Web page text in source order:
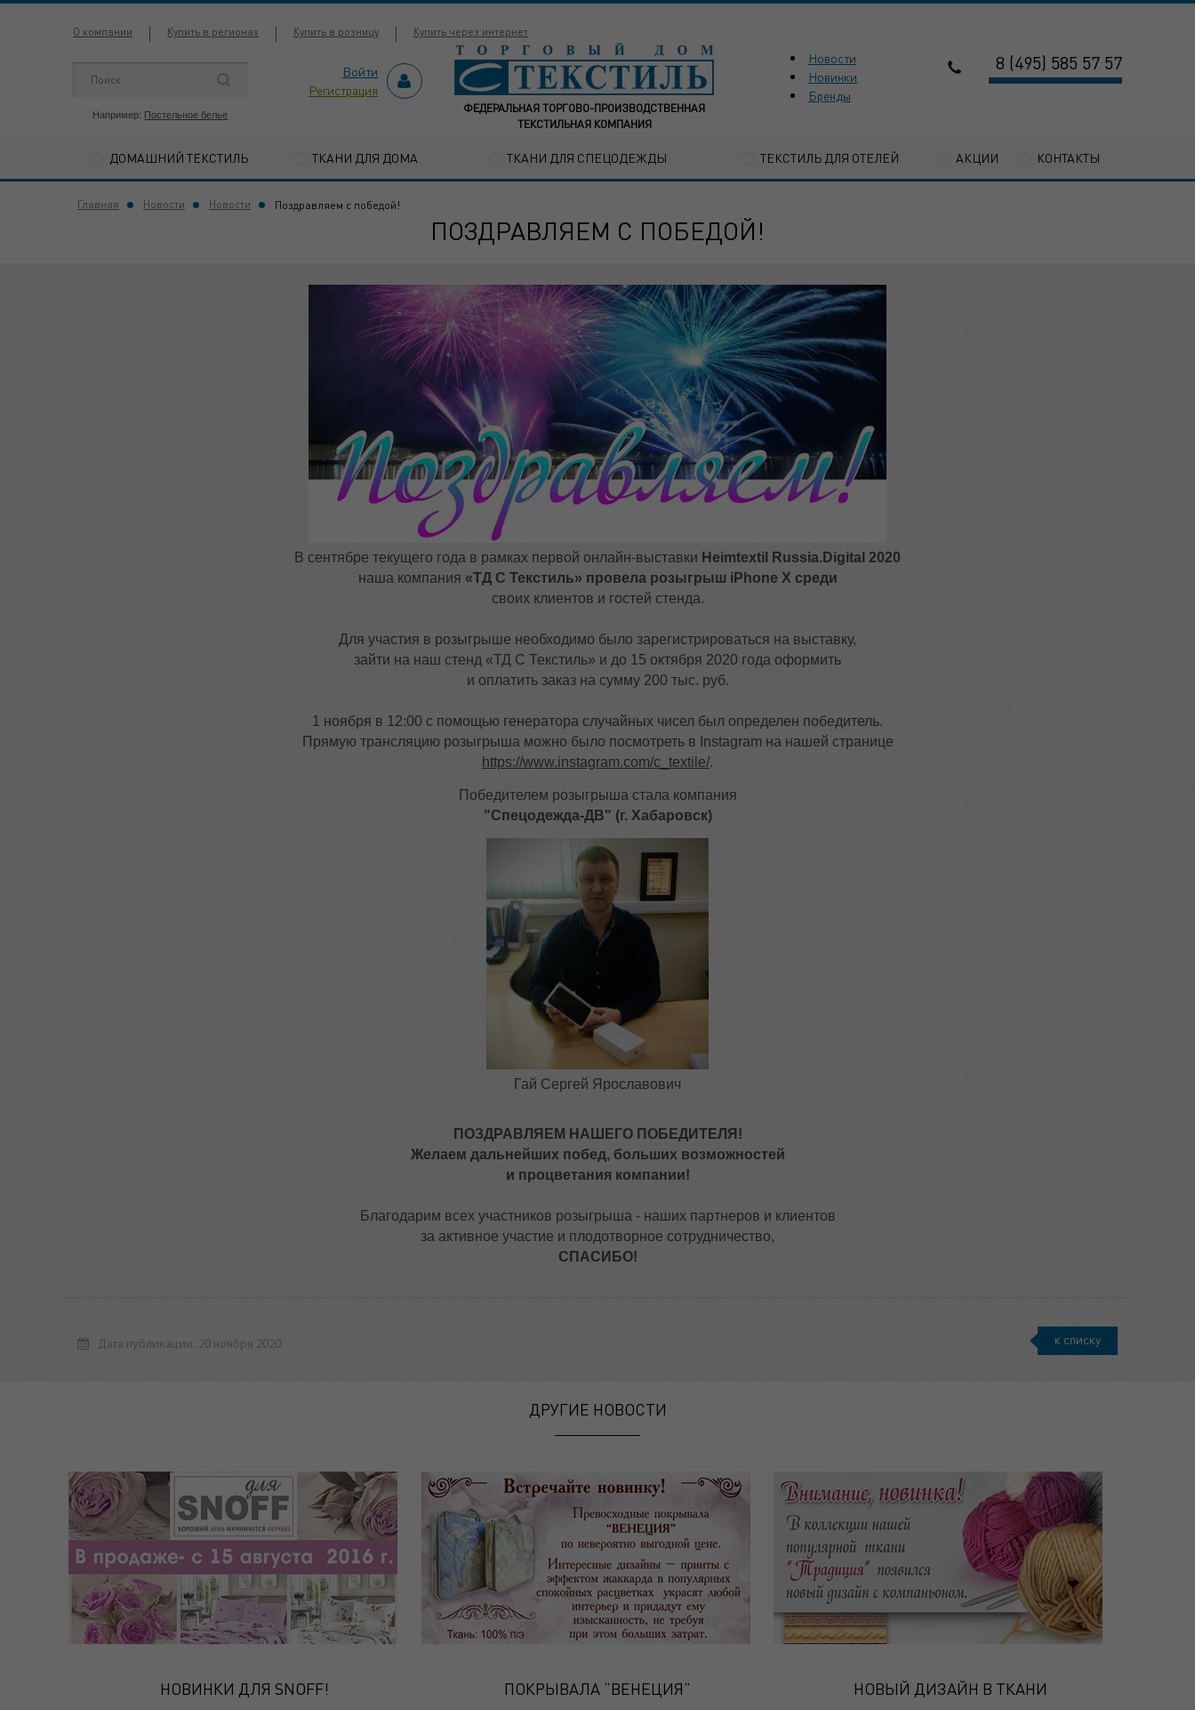
О компании Купить в регионах Купить в розницу Купить через интернет
Например: Постельное белье
Войти
Регистрация
ФЕДЕРАЛЬНАЯ ТОРГОВО-ПРОИЗВОДСТВЕННАЯ
ТЕКСТИЛЬНАЯ КОМПАНИЯ
Новости
Новинки
Бренды
8 (495) 585 57 57
ДОМАШНИЙ ТЕКСТИЛЬ ТКАНИ ДЛЯ ДОМА ТКАНИ ДЛЯ СПЕЦОДЕЖДЫ ТЕКСТИЛЬ ДЛЯ ОТЕЛЕЙ АКЦИИ КОНТАКТЫ
Главная Новости Новости Поздравляем с победой!
ПОЗДРАВЛЯЕМ С ПОБЕДОЙ!
В сентябре текущего года в рамках первой онлайн-выставки Heimtextil Russia.Digital 2020
наша компания «ТД С Текстиль» провела розыгрыш iPhone X среди
своих клиентов и гостей стенда.
Для участия в розыгрыше необходимо было зарегистрироваться на выставку,
зайти на наш стенд «ТД С Текстиль» и до 15 октября 2020 года оформить
и оплатить заказ на сумму 200 тыс. руб.
1 ноября в 12:00 с помощью генератора случайных чисел был определен победитель.
Прямую трансляцию розыгрыша можно было посмотреть в Instagram на нашей странице
https://www.instagram.com/c_textile/.
Победителем розыгрыша стала компания
"Спецодежда-ДВ" (г. Хабаровск)
Гай Сергей Ярославович
ПОЗДРАВЛЯЕМ НАШЕГО ПОБЕДИТЕЛЯ!
Желаем дальнейших побед, больших возможностей
и процветания компании!
Благодарим всех участников розыгрыша - наших партнеров и клиентов
за активное участие и плодотворное сотрудничество,
СПАСИБО!
к списку
Дата публикации: 20 ноября 2020
ДРУГИЕ НОВОСТИ
НОВИНКИ ДЛЯ SNOFF! ПОКРЫВАЛА “ВЕНЕЦИЯ” НОВЫЙ ДИЗАЙН В ТКАНИ